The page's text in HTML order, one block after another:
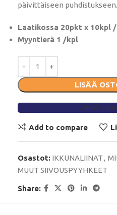
päivittäiseen puhdistukseen.
Laatikossa 20pkt x 10kpl
Myyntierä 1 /kpl
LISÄÄ
TÄYTÄ
Add to compare
Osastot: IKKUNALIINAT,
MUUT SIIVOUSPYYHKEET
Share: